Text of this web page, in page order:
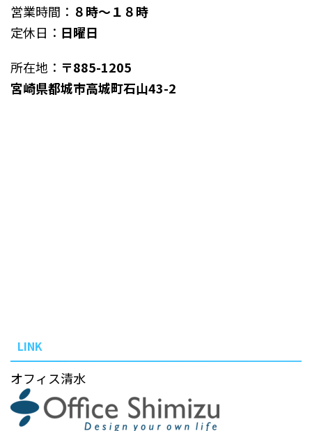
営業時間： ８時～１８時
定休日： 日曜日
所在地： 〒885-1205
宮崎県都城市高城町石山43-2
LINK
オフィス清水